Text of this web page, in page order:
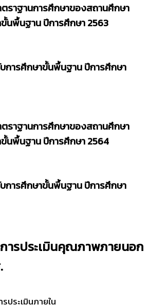
ตราฐานการศึกษาของสถานศึกษา
นพื้นฐาน ปีการศึกษา 2563
การศึกษาขั้นพื้นฐาน ปีการศึกษา
ตราฐานการศึกษาของสถานศึกษา
นพื้นฐาน ปีการศึกษา 2564
การศึกษาขั้นพื้นฐาน ปีการศึกษา
ารประเมินคุณภาพภายนอก
ประเมินภายใน